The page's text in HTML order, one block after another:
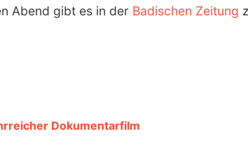
Abend gibt es in der Badischen Zeitung
Dokumentarfilm